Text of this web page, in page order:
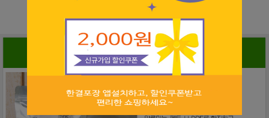
상세 정보를 확대해 보실 수 있습니다